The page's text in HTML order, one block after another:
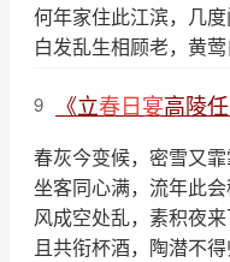
何年家住此江滨，几度
白发乱生相顾老，黄莺
9 《立春日宴高陵
春灰今变候，密雪又霏
坐客同心满，流年此会
风成空处乱，素积夜来
且共衔杯酒，陶潜不得